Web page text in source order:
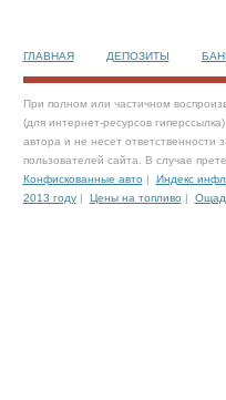
ГЛАВНАЯ ДЕПОЗИТЫ
При полном или частичном
(для интернет-ресурсов
автора и не несет ответственности
пользователей сайта. В случае
Конфискованные авто | Индекс
2013 году| Цены на топливо |